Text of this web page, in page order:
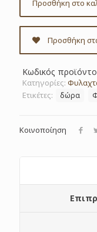
Προσθήκη στο
Προσθήκη
Κωδικός
Κατηγορίες:
Ετικέτες:
δώρα
Κοινοποίηση